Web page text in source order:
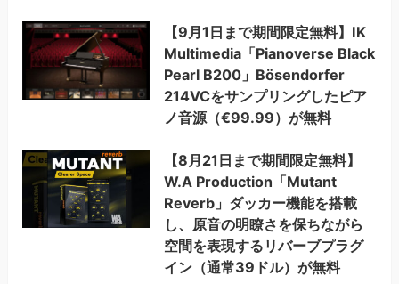
【9月1日まで期間限定無料】IK
Multimedia「Pianoverse Black
Pearl B200」Bösendorfer
214VCをサンプリングしたピア
ノ音源（€99.99）が無料
【8月21日まで期間限定無料】
W.A Production「Mutant
Reverb」ダッカー機能を搭載
し、原音の明瞭さを保ちながら
空間を表現するリバーブプラグ
イン（通常39ドル）が無料